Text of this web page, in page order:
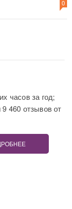
0
часов за год;
460 отзывов от